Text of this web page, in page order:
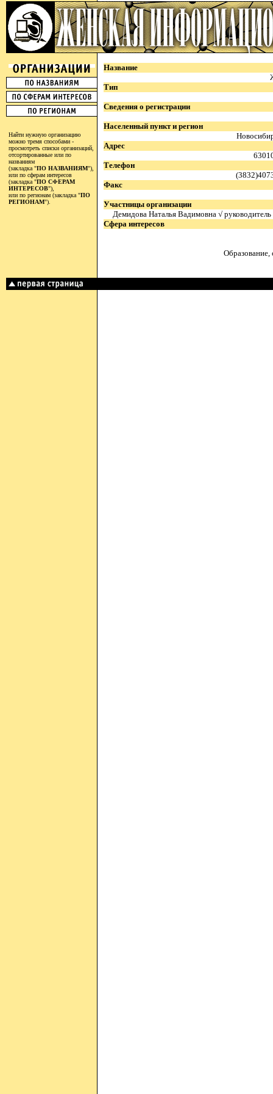
Найти нужную организацию
можно тремя способами -
просмотреть списки организаций,
отсортированные или по
названиям
(закладка "ПО НАЗВАНИЯМ"),
или по сферам интересов
(закладка "ПО СФЕРАМ
ИНТЕРЕСОВ"),
или по регионам (закладка "ПО
РЕГИОНАМ").
Название
Тип
Сведения о регистрации
Населенный пункт и регион
Адрес
Телефон
Факс
Участницы организации
Демидова Наталья Вадимовна √ руководитель
Сфера интересов
Образование,